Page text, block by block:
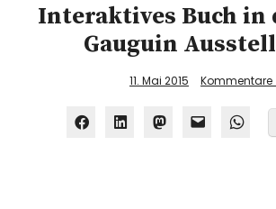
Über mich
Interaktives Buch in
Gauguin
11. Mai 2015 Kommentare